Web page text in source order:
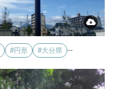
#円形 #大分県 …